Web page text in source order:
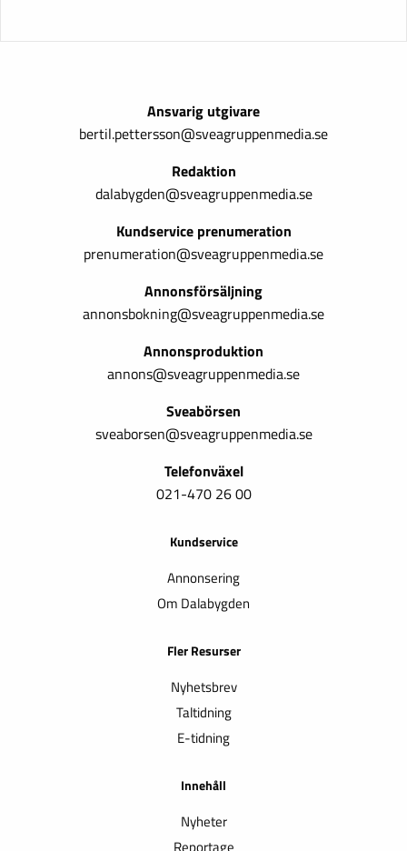
Ansvarig utgivare
bertil.pettersson@sveagruppenmedia.se
Redaktion
dalabygden@sveagruppenmedia.se
Kundservice prenumeration
prenumeration@sveagruppenmedia.se
Annonsförsäljning
annonsbokning@sveagruppenmedia.se
Annonsproduktion
annons@sveagruppenmedia.se
Sveabörsen
sveaborsen@sveagruppenmedia.se
Telefonväxel
021-470 26 00
Kundservice
Annonsering
Om Dalabygden
Fler Resurser
Nyhetsbrev
Taltidning
E-tidning
Innehåll
Nyheter